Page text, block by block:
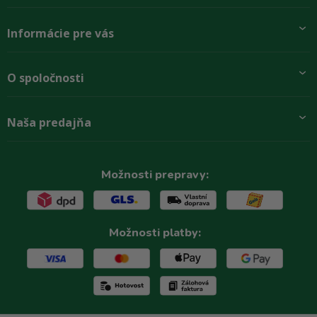
Informácie pre vás
Preprava a platba
Rady zákazníkom
O spoločnosti
O firme
Naša predajňa
Možnosti prepravy:
Možnosti platby: